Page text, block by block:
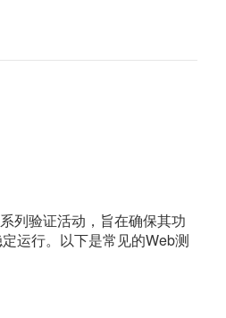
列验证活动，旨在确保其功
运行。以下是常见的Web测